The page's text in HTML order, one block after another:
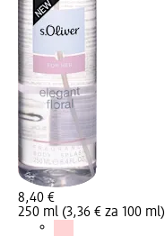
8,40 €
250 ml (3,36 € za 100 ml)